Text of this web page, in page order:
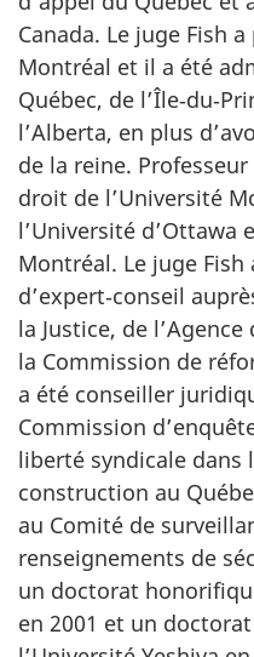
Canada. Le juge Fish
Montréal et il a été
Québec, de
l’Alberta, en plus
de la reine.
droit de l’Université
l’Université d’Ottawa
Montréal. Le juge
d’expert‑conseil
la Justice, de
la Commission de
a été conseiller
Commission
liberté syndicale dans
construction au
au Comité de
renseignements de
un doctorat
en 2001 et un